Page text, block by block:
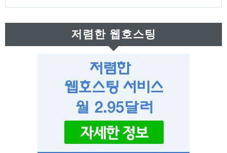
최
근
저렴한 웹호스팅